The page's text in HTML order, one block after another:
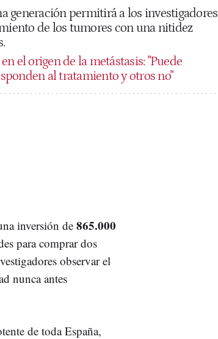
generación permitirá a los investigadores
de los tumores con una nitidez
el origen de la metástasis: "Puede
al tratamiento y otros no"
inversión de 865.000
para comprar dos
observar el
nunca antes
de toda España,